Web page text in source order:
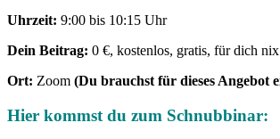
Uhrzeit: 9:00 bis 10:15 Uhr
Dein Beitrag: 0 €, kostenlos, gratis, für dich
Ort: Zoom (Du brauchst für dieses Angebot
Hier kommst du zum Schnubbinar: